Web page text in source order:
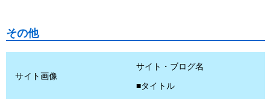
その他
サイト画像
サイト・ブログ名
■タイトル